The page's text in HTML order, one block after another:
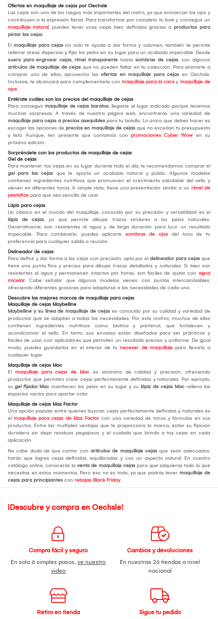
Ofertas en maquillaje de cejas por Oechsle
Las cejas son uno de los rasgos más importantes del rostro, ya que enmarcan los ojos y
contribuyen a la expresión facial. Para transformar por completo tu look y conseguir un
maquillaje natural, puedes tener unas cejas bien definidas gracias a productos para
pintar las cejas.
El maquillaje para cejas no solo te ayuda a dar forma y volumen, también te permite
rellenar áreas dispersas y fijar los pelos en su lugar para un acabado impecable. Desde
suero para engrosar cejas, rímel transparente hasta sombras de cejas, son algunos
artículos de maquillaje de cejas que no pueden faltar en tu colección. Para animarte a
comprar uno de ellos, aprovecha las ofertas en maquillaje para cejas en Oechsle.
Inclusive, te alcanzará para complementarlo con maquillaje para la cara y maquillaje de
ojos.
Entérate cuáles son los precios del maquillaje de cejas
Para conseguir maquillaje de cejas baratos, llegaste al lugar indicado porque tenemos
muchas sorpresas. A través de nuestra página web, encontrarás una variedad de
maquillaje para cejas a precios asequibles para tu bolsillo. Lo único que debes hacer es
escoger las opciones de precios en maquillaje de cejas que no excedan tu presupuesto
y listo. Aunque, ten presente que contamos con promociones Cyber Wow en su
próxima edición.
Sorpréndete con los productos de maquillaje de cejas
Gel de cejas
Para mantener tus cejas en su lugar durante todo el día, te recomendamos comprar el
gel para las cejas que te aporta un acabado natural y pulido. Algunos modelos
contienen ingredientes nutritivos que promueven el crecimiento saludable del vello y
vienen en diferentes tonos. A simple vista, tiene una presentación similar a un rímel de
pestañas para que sea sencillo de usar.
Lápiz para cejas
Un clásico en el mundo del maquillaje, conocido por su precisión y versatilidad es el
lápiz de cejas, ya que permite dibujar trazos similares a los pelos naturales.
Generalmente, son resistentes al agua y de larga duración para lucir un resultado
impecable. Para combinarlo, puedes aplicarte sombras de ojos del tono de tu
preferencia para cualquier salida o reunión.
Delineador de cejas
Para definir y dar forma a las cejas con precisión, opta por el delineador para cejas que
tiene una punta fina y precisa para dibujar trazos detallados y naturales. Si bien son
resistentes al agua y permanecen intactos por horas, son fáciles de quitar con agua
micelar. Cabe señalar que algunos modelos vienen con puntas intercambiables,
ofreciendo diferentes grosores para adaptarse a las necesidades de cada una.
Descubre las mejores marcas de maquillaje para cejas
Maquillaje de cejas Maybelline
Maybelline y su línea de maquillaje de cejas es conocido por su calidad y variedad de
productos que se adaptan a todas las necesidades. Por este motivo, muchos de ellos
contienen ingredientes nutritivos como biotina y pantenol, que fortalecen y
acondicionan el vello. En tanto, sus envases están diseñados para ser prácticos y
fáciles de usar, con aplicadores que permiten un resultado preciso y uniforme. De igual
modo, puedes guardarlos en el interior de tu neceser de maquillaje para llevarlo a
cualquier lugar.
Maquillaje de cejas Mac
El maquillaje para cejas de Mac es sinónimo de calidad y precisión, ofreciendo
productos que permiten crear cejas perfectamente definidas y naturales. Por ejemplo,
su gel fijador Mac mantienen los pelos en su lugar y su lápiz de cejas Mac rellena los
espacios vacíos para aportar color.
Maquillaje de cejas Max Factor
Una opción popular entre quienes buscan cejas perfectamente definidas y naturales es
el maquillaje para cejas de Max Factor con una variedad de tonos y fórmulas en sus
productos. Entre las múltiples ventajas que te proporciona la marca, están su fijación
duradera sin dejar residuos pegajosos y el cuidado que brinda a tus cejas en cada
aplicación.
No cabe duda de que contar con artículos de maquillaje cejas que sean adecuados,
harán que logres cejas definidas, equilibradas y con un aspecto natural. En nuestro
catálogo online, conocerás la venta de maquillaje cejas para que adquieras todo lo que
necesitas en estos momentos. Pero eso no es todo, ya que podrás tener maquillaje de
cejas para principiantes con rebajas Black Friday.
¡Descubre y compra en Oechsle!
Compra fácil y seguro
En solo 6 simples pasos, ve nuestro
video
Cambios y devoluciones
En nuestras 26 tiendas a nivel
nacional
Retiro en tienda
Sigue tu pedido